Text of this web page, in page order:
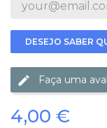
DESEJO SABER
Faça uma
4,00 €